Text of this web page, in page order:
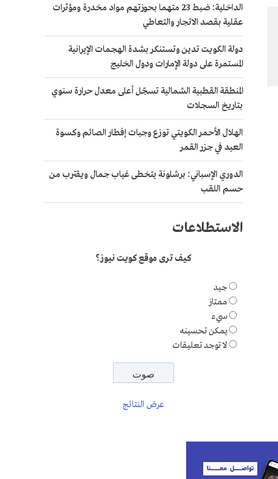
الداخلية: ضبط 23 متهما بحوزتهم مواد مخدرة ومؤثرات
عقلية بقصد الاتجار والتعاطي
دولة الكويت تدين وتستنكر بشدة الهجمات الإيرانية
المستمرة على دولة الإمارات ودول الخليج
المنطقة القطبية الشمالية تسجّل أعلى معدل حرارة سنوي
بتاريخ السجلات
الهلال الأحمر الكويتي توزع وجبات إفطار الصائم وكسوة
العيد في جزر القمر
الدوري الإسباني: برشلونة يتخطى غياب جمال ويقترب من
حسم اللقب
الاستطلاعات
كيف ترى موقع كويت نيوز؟
جيد
ممتاز
سيء
يمكن تحسينه
لا توجد تعليقات
عرض النتائج